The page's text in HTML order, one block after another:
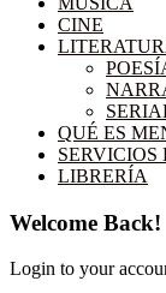
CINE
QUÉ ES
SERVICIOS
LIBRERÍA
Welcome Back!
Login to your